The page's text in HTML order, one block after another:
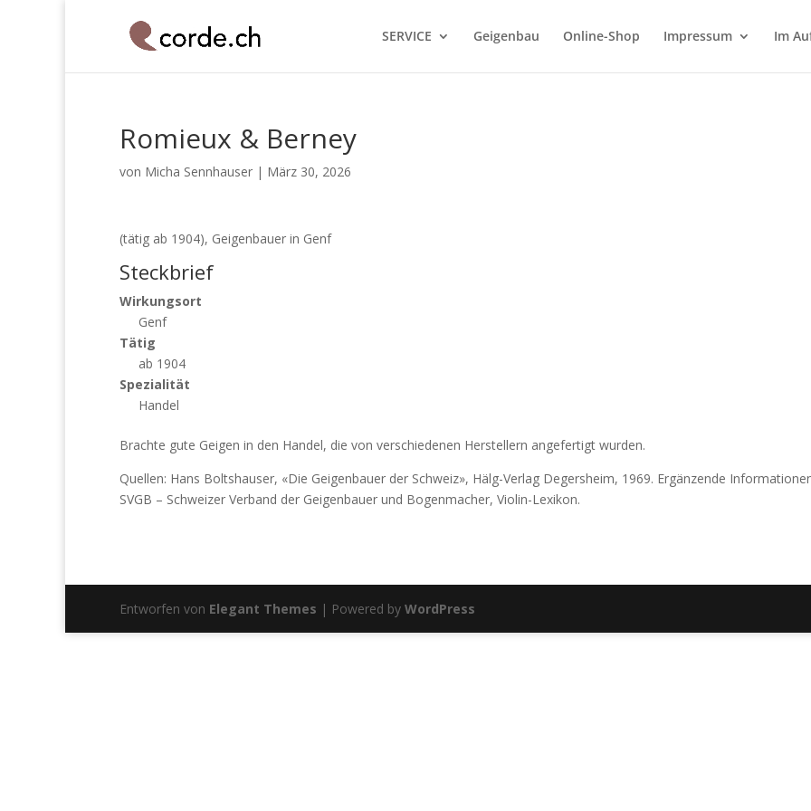
SERVICE Geigenbau Online-Shop Impressum Im
Romieux & Berney
von Micha Sennhauser | März 30, 2026
(tätig ab 1904), Geigenbauer in Genf
Steckbrief
Wirkungsort
Genf
Tätig
ab 1904
Spezialität
Handel
Brachte gute Geigen in den Handel, die von verschiedenen Herstellern angefertigt wurden.
Quellen: Hans Boltshauser, «Die Geigenbauer der Schweiz», Hälg-Verlag Degersheim, 1969. Ergänzende
SVGB – Schweizer Verband der Geigenbauer und Bogenmacher, Violin-Lexikon.
Entworfen von Elegant Themes | Powered by WordPress